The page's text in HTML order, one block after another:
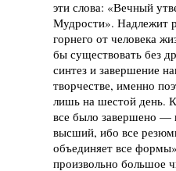
эти слова: «Вечный
Мудрости». Надлежит
горнего от человека
бы существовать без
синтез и завершение
творчестве, именно
лишь на шестой день.
все было завершено
высший, ибо все
объединяет все
произвольно большое